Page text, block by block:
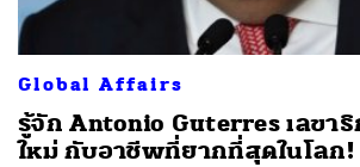
Global Affairs
รู้จัก Antonio Guterres เลขา
ใหม่ กับอาชีพที่ยากที่สุดในโลก!
TWEET LINE